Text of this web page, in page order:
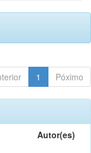
1 Póximo
Autor(es)